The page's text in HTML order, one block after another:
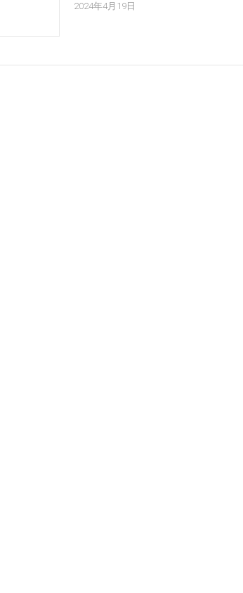
2024年4月19日